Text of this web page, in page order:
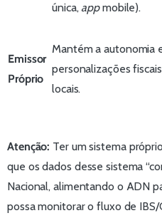
única,appmobile).
Emissor
Próprio
Mantém a autonomia
personalizações fiscais
locais.
Atenção: Ter um sistema
que os dados desse sistema
Nacional, alimentando o ADN
possa monitorar o fluxo de IBS/